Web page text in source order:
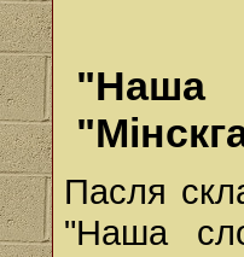
"Наша
Пасля
"Наша